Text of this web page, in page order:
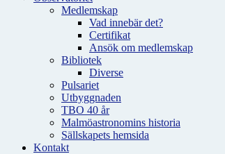
Medlemskap
Vad innebär det?
Certifikat
Ansök om medlemskap
Bibliotek
Diverse
Pulsariet
Utbyggnaden
TBO 40 år
Malmöastronomins historia
Sällskapets hemsida
Kontakt